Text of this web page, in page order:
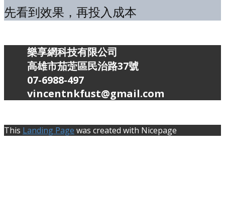
先看到效果，再投入成本
樂享網科技有限公司
高雄市茄萣區民治路37號
07-6988-497
vincentnkfust@gmail.com
This Landing Page was created with Nicepage